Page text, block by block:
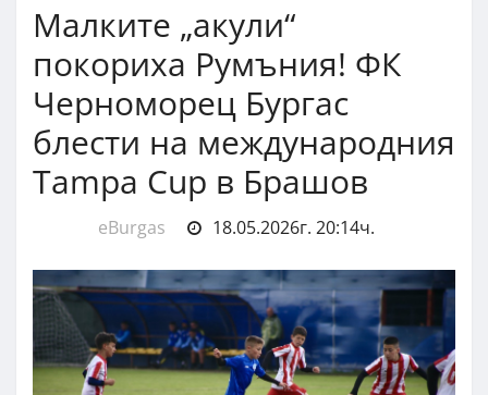
Малките „акули“
покориха Румъния! ФК
Черноморец Бургас
блести на международния
Tampa Cup в Брашов
eBurgas 18.05.2026г. 20:14ч.